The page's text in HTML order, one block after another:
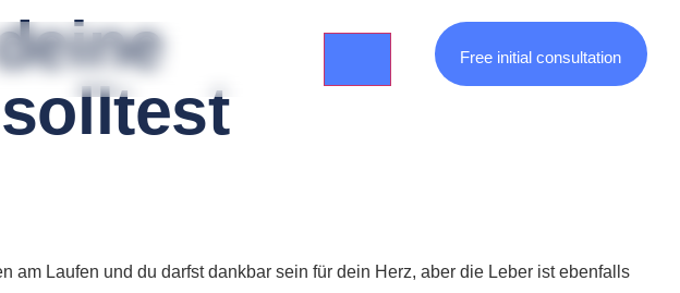
Free initial consultation
Laufen und du darfst dankbar sein für dein Herz, aber die Leber ist ebenfalls